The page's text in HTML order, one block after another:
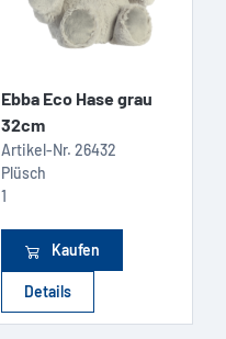
Ebba Eco Hase grau
32cm
Artikel-Nr. 26432
Plüsch
1
Kaufen
Details